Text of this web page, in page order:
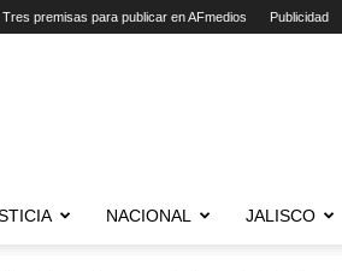
Tres premisas para publicar en AFmedios Publicidad
NACIONAL JALISCO